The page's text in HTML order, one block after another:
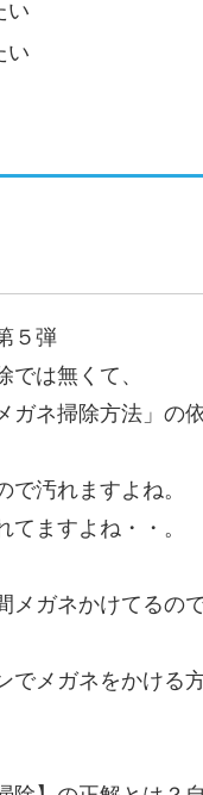
い
い
５弾
では無くて、
ガネ掃除方法」の
で汚れますよね。
てますよね・・。
メガネかけてるの
でメガネをかける